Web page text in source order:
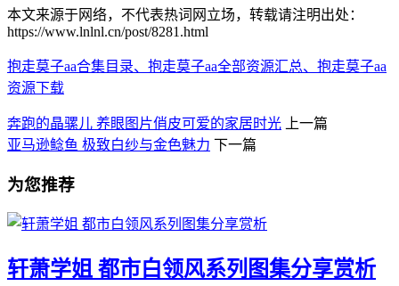
本文来源于网络，不代表热词网立场，转载请注明出处：
https://www.lnlnl.cn/post/8281.html
抱走莫子aa合集目录、抱走莫子aa全部资源汇总、抱走莫子aa
资源下载
奔跑的晶骡儿 养眼图片俏皮可爱的家居时光
上一篇
亚马逊鲶鱼 极致白纱与金色魅力 下一篇
为您推荐
轩萧学姐 都市白领风系列图集分享赏析